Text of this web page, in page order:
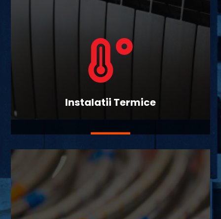

Instalatii Termice